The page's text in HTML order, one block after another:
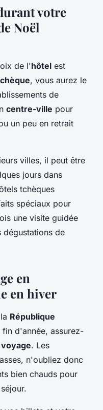
votre
Noël
de l'hôtel est
, vous aurez le
de
centre-ville pour
un peu en retrait
villes, il peut être
jours dans
tchèques
spéciaux pour
une visite guidée
dégustations de
en
en hiver
République
d'année, assurez-
voyage. Les
n'oubliez donc
bien chauds pour